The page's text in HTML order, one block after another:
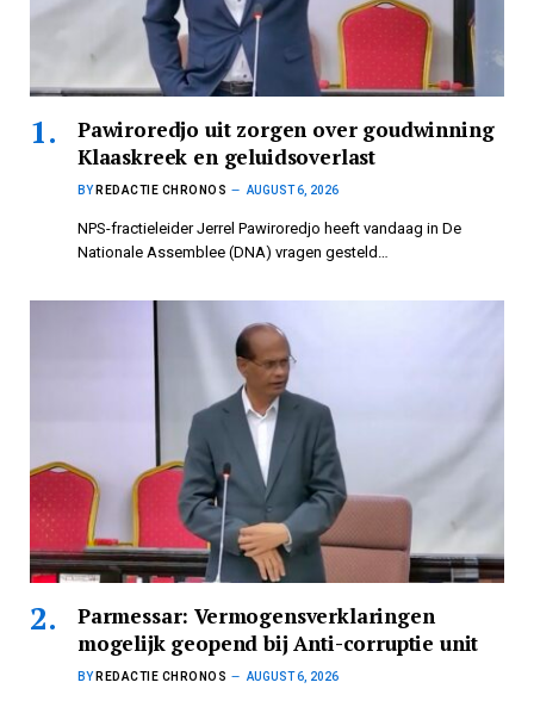
Pawiroredjo uit zorgen over goudwinning
Klaaskreek en geluidsoverlast
BY REDACTIE CHRONOS AUGUST 6, 2026
NPS-fractieleider Jerrel Pawiroredjo heeft vandaag in De
Nationale Assemblee (DNA) vragen gesteld…
Parmessar: Vermogensverklaringen
mogelijk geopend bij Anti-corruptie unit
BY REDACTIE CHRONOS AUGUST 6, 2026